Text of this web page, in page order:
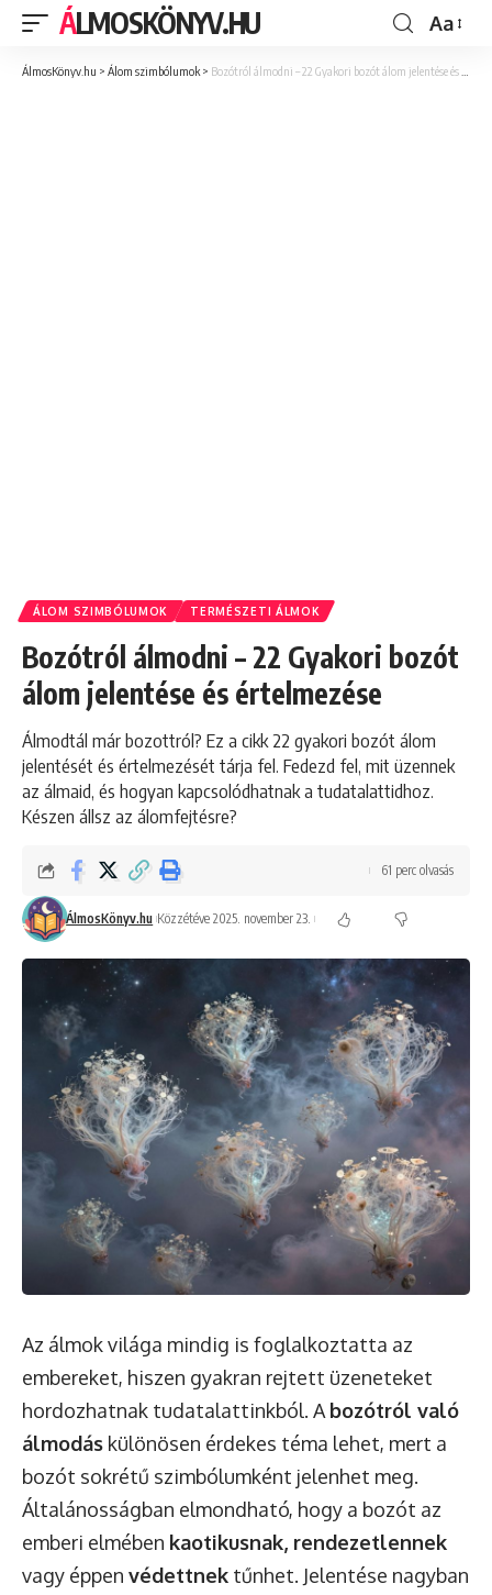
ÁLMOSKÖNYV.HU Aa
ÁlmosKönyv.hu > Álom szimbólumok > Bozótról álmodni – 22 Gyakori bozót álom jelentése és értelmezése
ÁLOM SZIMBÓLUMOK TERMÉSZETI ÁLMOK
Bozótról álmodni – 22 Gyakori bozót
álom jelentése és értelmezése
Álmodtál már bozottról? Ez a cikk 22 gyakori bozót álom
jelentését és értelmezését tárja fel. Fedezd fel, mit üzennek
az álmaid, és hogyan kapcsolódhatnak a tudatalattidhoz.
Készen állsz az álomfejtésre?
ÁlmosKönyv.hu Közzétéve 2025. november 23.
61 perc olvasás
Az álmok világa mindig is foglalkoztatta az
embereket, hiszen gyakran rejtett üzeneteket
hordozhatnak tudatalattinkból. A bozótról való
álmodás különösen érdekes téma lehet, mert a
bozót sokrétű szimbólumként jelenhet meg.
Általánosságban elmondható, hogy a bozót az
emberi elmében kaotikusnak, rendezetlennek
vagy éppen védettnek tűnhet. Jelentése nagyban